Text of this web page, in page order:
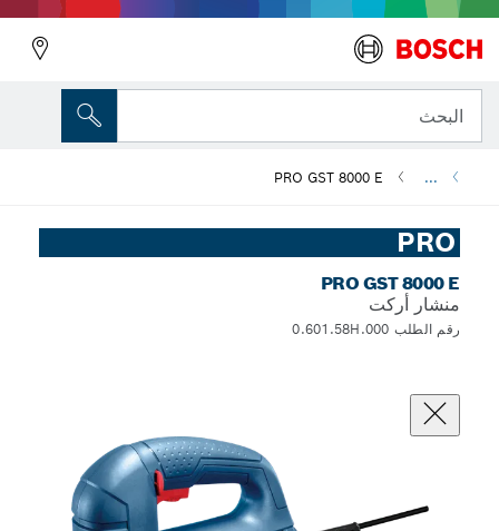
البحث
...
PRO GST 8000 E
PRO
PRO GST 8000 E
منشار أركت
رقم الطلب 0.601.58H.000